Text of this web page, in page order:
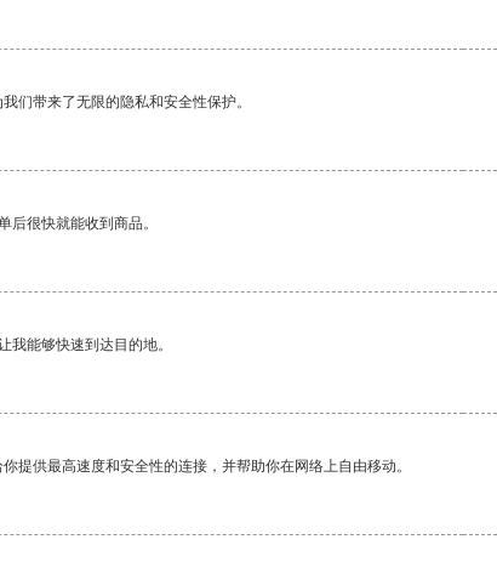
们带来了无限的隐私和安全性保护。
后很快就能收到商品。
我能够快速到达目的地。
提供最高速度和安全性的连接，并帮助你在网络上自由移动。